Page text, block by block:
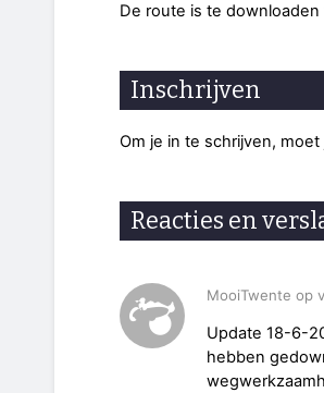
De route is te downloaden
Inschrijven
Om je in te schrijven,
Reacties en
MooiTwente op
Update 18-6-
hebben